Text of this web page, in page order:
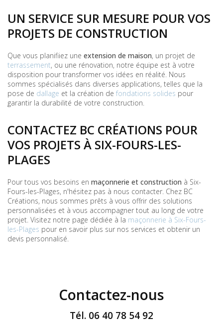
UN SERVICE SUR MESURE POUR VOS
PROJETS DE CONSTRUCTION
Que vous planifiiez une extension de maison, un projet de
terrassement, ou une rénovation, notre équipe est à votre
disposition pour transformer vos idées en réalité. Nous
sommes spécialisés dans diverses applications, telles que la
pose de dallage et la création de fondations solides pour
garantir la durabilité de votre construction.
CONTACTEZ BC CRÉATIONS POUR
VOS PROJETS À SIX-FOURS-LES-
PLAGES
Pour tous vos besoins en maçonnerie et construction à Six-
Fours-les-Plages, n'hésitez pas à nous contacter. Chez BC
Créations, nous sommes prêts à vous offrir des solutions
personnalisées et à vous accompagner tout au long de votre
projet. Visitez notre page dédiée à la maçonnerie à Six-Fours-
les-Plages pour en savoir plus sur nos services et obtenir un
devis personnalisé.
Contactez-nous
Tél. 06 40 78 54 92